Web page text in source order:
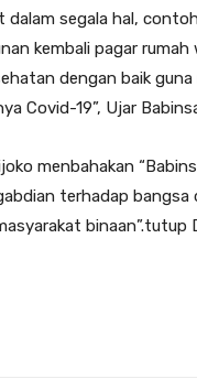
dalam segala hal,
kembali pagar
dengan baik
Covid-19”, Ujar
menbahakan
terhadap bangsa
binaan”.tutup